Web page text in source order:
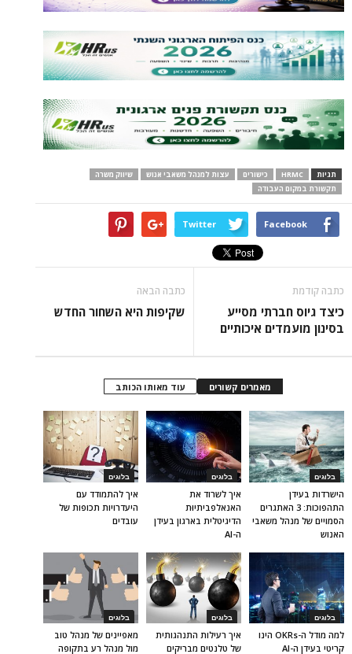
תגיות HRMC כישורים עצות למנהל משאבי אנוש
שיווק משרה
תקשורת במקום העבודה
Facebook
Twitter
כתבה קודמת
כיצד גיוס חברתי מסייע
בסינון מועמדים איכותיים
כתבה הבאה
שקיפות היא השחור החדש
מאמרים קשורים עוד מאותו הכותב
בלוגים
איך להתמודד עם
היעדרויות תכופות של
עובדים
בלוגים
איך לשרוד את
האנאלפביתיוּת
הדיגיטלית בארגון בעידן
ה-AI
בלוגים
הישרדות בעידן
התהפוכות: 3 האתגרים
הסמויים של מנהל משאבי
האנוש
בלוגים
מאפיינים של מנהל טוב
מול מנהל רע בתקופה
בלוגים
איך רעילות התנהגותית
של טלנטים מבריקים
בלוגים
למה מודל ה-OKRs הינו
קריטי בעידן ה-AI